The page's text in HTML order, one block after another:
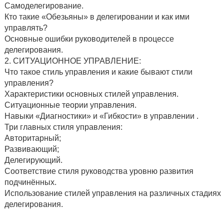
Самоделегирование.
Кто такие «Обезьяны» в делегировании и как ими
управлять?
Основные ошибки руководителей в процессе
делегирования.
2. СИТУАЦИОННОЕ УПРАВЛЕНИЕ:
Что такое стиль управления и какие бывают стили
управления?
Характеристики основных стилей управления.
Ситуационные теории управления.
Навыки «Диагностики» и «Гибкости» в управлении .
Три главных стиля управления:
Авторитарный;
Развивающий;
Делегирующий.
Соответствие стиля руководства уровню развития
подчинённых.
Использование стилей управления на различных стадиях
делегирования.